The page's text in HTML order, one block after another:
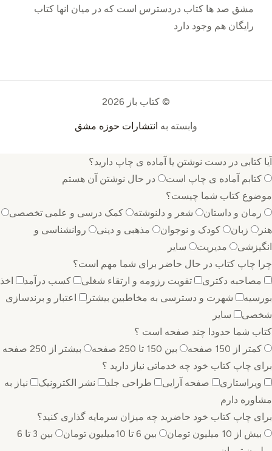
مشق صد ها کتاب دردسترس است که در میان انها کتاب
رایگان هم وجود دارد
© کتاب باز 2026
وابسته به انتشارات حوزه مشق
آیا کتابی در دست نوشتن یا آماده ی چاپ دارید؟
کتابم آماده ی چاپ است
در حال نوشتن آن هستم
موضوع کتاب شما چیست؟
رمان و داستان
شعر و دلنوشته
کمک درسی و علمی تخصصی
هنر
زبان کودک و نوجوان مذهبی و دینی
روانشناسی و
انگیزشی
مدیریت
سایر
چرا چاپ کتاب در حال حاضر برای شما مهم است؟
مصاحبه دکتری
تقویت رزومه و ارتقاء شغلی کسب درآمد
اخذ
بورسیه
شهرت و دسترسی به مخاطبین بیشتر
اعتبار و برندسازی
شخصی
سایر
کتاب شما حدودا چند صفحه است ؟
کمتر از 150 صفحه
بین 150 تا 250 صفحه
بیشتر از 250 صفحه
برای چاپ کتاب خود چه خدماتی نیاز دارید ؟
ویراستاری
صفحه آرایی طراحی جلد نشر الکترونیک
نیاز به
مشاوره دارم
برای چاپ کتاب خود حاضرید چه میزان سرمایه گذاری ‌کنید؟
بیش از 10 میلیون تومان
بین 6 تا 10میلیون تومان
بین 3 تا 6